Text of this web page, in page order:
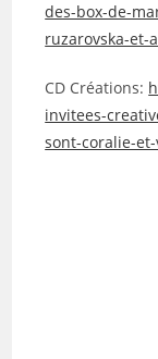
des-box-de-
ruzarovska-
CD Créations:
invitees-
sont-coralie-